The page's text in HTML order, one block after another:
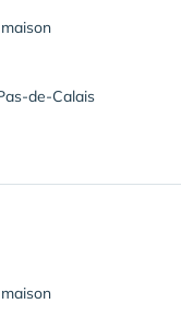
de-Calais